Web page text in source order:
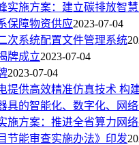
实施方案：建立碳排放智
保障物资供应2023-07-04
次系统配置文件管理系统
牌成立2023-07-04
2023-07-04
提供高效精准仿真技术 构
具的智能化、数字化、网
施方案：推进全省算力网
节能审查实施办法》印发